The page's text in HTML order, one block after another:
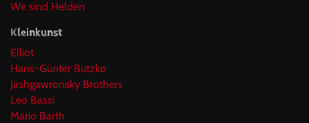
Wir sind Helden
Kleinkunst
Elliot
Hans-Günter Butzko
Jashgawronsky Brothers
Leo Bassi
Mario Barth